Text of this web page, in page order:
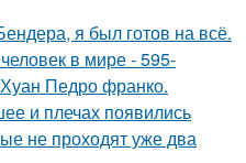
я был готов на всё.
в мире - 595-
Педро франко.
и плечах появились
не проходят уже два